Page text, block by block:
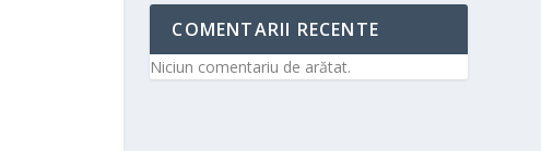
COMENTARII RECENTE
Niciun comentariu de arătat.